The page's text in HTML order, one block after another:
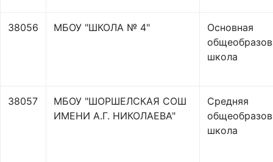
38056 МБОУ "ШКОЛА № 4"
Основная
школа
38057
МБОУ "ШОРШЕЛСКАЯ СОШ
ИМЕНИ А.Г. НИКОЛАЕВА"
Средняя
школа